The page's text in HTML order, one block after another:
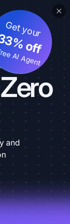
Get your
off
AI Agent
and